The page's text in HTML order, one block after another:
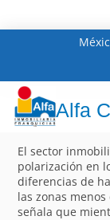
Alfa
El sector
polarización en
diferencias de
las zonas
señala que